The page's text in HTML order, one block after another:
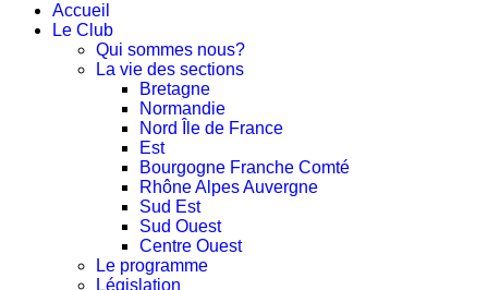
Accueil
Le Club
Qui sommes nous?
La vie des sections
Bretagne
Normandie
Nord Île de France
Est
Bourgogne Franche Comté
Rhône Alpes Auvergne
Sud Est
Sud Ouest
Centre Ouest
Le programme
Législation